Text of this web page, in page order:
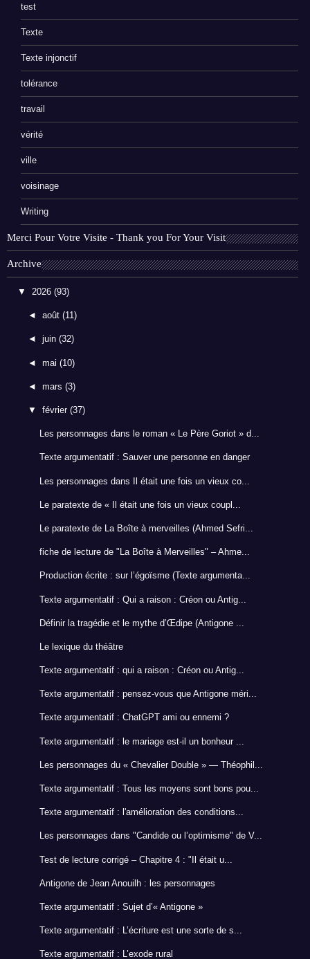
test
Texte
Texte injonctif
tolérance
travail
vérité
ville
voisinage
Writing
Merci Pour Votre Visite - Thank you For Your Visit
Archive
▼ 2026 (93)
◄août(11)
◄juin(32)
◄mai(10)
◄mars(3)
▼février(37)
Les personnages dans le roman « Le Père Goriot » d...
Texte argumentatif : Sauver une personne en danger
Les personnages dans Il était une fois un vieux co...
Le paratexte de « Il était une fois un vieux coupl...
Le paratexte de La Boîte à merveilles (Ahmed Sefri...
fiche de lecture de "La Boîte à Merveilles" – Ahme...
Production écrite : sur l’égoïsme (Texte argumenta...
Texte argumentatif : Qui a raison : Créon ou Antig...
Définir la tragédie et le mythe d’Œdipe (Antigone ...
Le lexique du théâtre
Texte argumentatif : qui a raison : Créon ou Antig...
Texte argumentatif : pensez-vous que Antigone méri...
Texte argumentatif : ChatGPT ami ou ennemi ?
Texte argumentatif : le mariage est-il un bonheur ...
Les personnages du « Chevalier Double » — Théophil...
Texte argumentatif : Tous les moyens sont bons pou...
Texte argumentatif : l'amélioration des conditions...
Les personnages dans "Candide ou l’optimisme" de V...
Test de lecture corrigé – Chapitre 4 : "Il était u...
Antigone de Jean Anouilh : les personnages
Texte argumentatif : Sujet d’« Antigone »
Texte argumentatif : L’écriture est une sorte de s...
Texte argumentatif : L’exode rural